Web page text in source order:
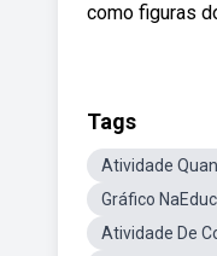
como figuras
Tags
Atividade
Gráfico
Atividade De